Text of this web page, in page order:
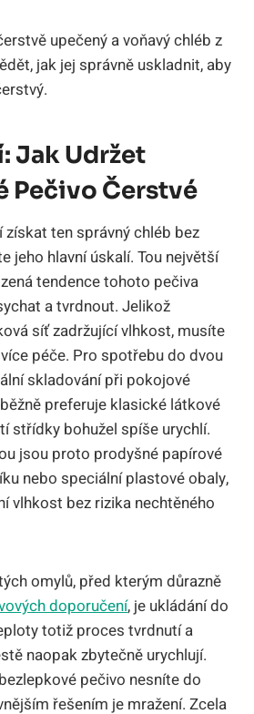
upečený a voňavý chléb z
jak jej správně uskladnit, aby
Jak Udržet
Pečivo Čerstvé
získat ten správný chléb bez
jeho hlavní úskalí. Tou největší
tendence tohoto pečiva
a tvrdnout. Jelikož
síť zadržující vlhkost, musíte
péče. Pro spotřebu do dvou
skladování při pokojové
preferuje klasické látkové
střídky bohužel spíše urychlí.
jsou proto prodyšné papírové
nebo speciální plastové obaly,
vlhkost bez rizika nechtěného
omylů, před kterým důrazně
doporučení, je ukládání do
totiž proces tvrdnutí a
naopak zbytečně urychlují.
pečivo nesníte do
řešením je mražení. Zcela